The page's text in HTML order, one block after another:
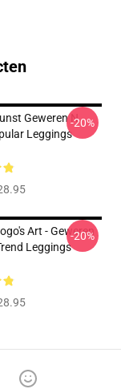
Geweren N
Leggings
-20%
Art - Geweren
Leggings
-20%